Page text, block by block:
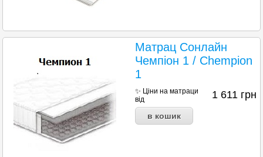
Матрац Сонлайн
Чемпіон 1 / Chempion
1
✨ Ціни на матраци
від
1 611 грн